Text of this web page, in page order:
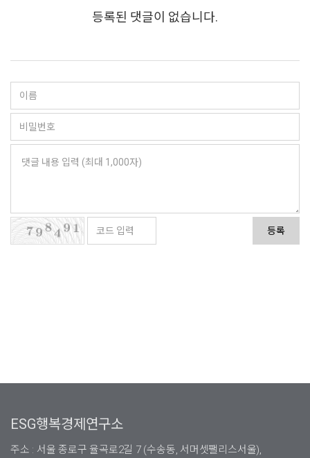
등록된 댓글이 없습니다.
등록
ESG행복경제연구소
주소 : 서울 종로구 율곡로2길 7 (수송동, 서머셋팰리스서울),